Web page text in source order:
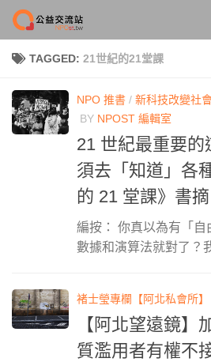
Skip to content
TAGGED: 21世紀的21堂課
NPO 推書 / 新科技改變社
BY NPOST 編輯室
21 世紀最重要
須去「知道」各
的 21 堂課》書摘
編按： 你真以為有「
數據和演算法就對了？
褚士瑩專欄【阿北私會所】
【阿北望遠鏡】
質濫用者有權不